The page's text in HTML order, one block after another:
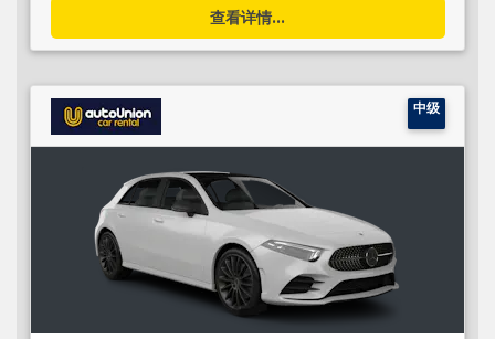
查看详情...
中级